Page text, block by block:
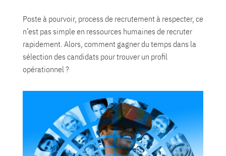
Poste à pourvoir, process de recrutement à respecter, ce
n’est pas simple en ressources humaines de recruter
rapidement. Alors, comment gagner du temps dans la
sélection des candidats pour trouver un profil
opérationnel ?